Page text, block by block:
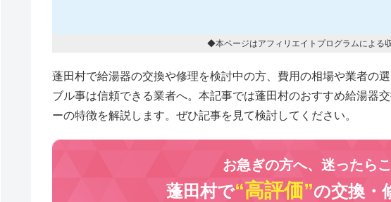
◆本ページはアフィリエイトプログラムによる
蓬田村で給湯器の交換や修理を検討中の方、費用の相場や業者の
ブル事は信頼できる業者へ。本記事では蓬田村のおすすめ給湯器
ーの特徴を解説します。ぜひ記事を見て検討してください。
お急ぎの方へ、迷ったら
蓬田村で“高評価”の交換・